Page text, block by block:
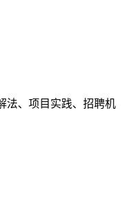
法、项目实践、招聘机